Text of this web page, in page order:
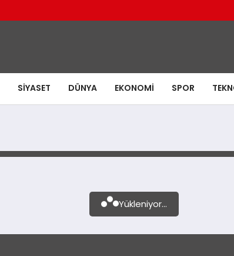
SIYASET DÜNYA EKONOMI SPOR
Yükleniyor...